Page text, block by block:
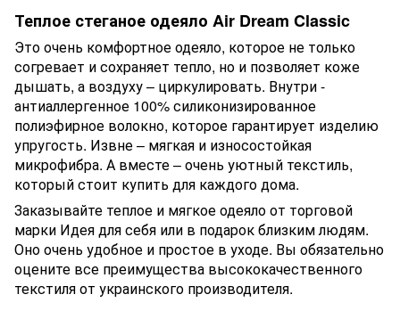
Теплое стеганое одеяло Air Dream Classic
Это очень комфортное одеяло, которое не только
согревает и сохраняет тепло, но и позволяет коже
дышать, а воздуху – циркулировать. Внутри -
антиаллергенное 100% силиконизированное
полиэфирное волокно, которое гарантирует изделию
упругость. Извне – мягкая и износостойкая
микрофибра. А вместе – очень уютный текстиль,
который стоит купить для каждого дома.
Заказывайте теплое и мягкое одеяло от торговой
марки Идея для себя или в подарок близким людям.
Оно очень удобное и простое в уходе. Вы обязательно
оцените все преимущества высококачественного
текстиля от украинского производителя.